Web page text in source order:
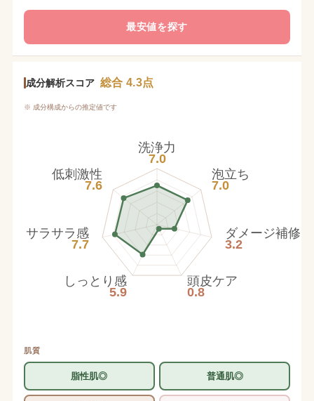
最安値を探す
成分解析スコア 総合 4.3点
※ 成分構成からの推定値です
洗浄力
7.0
泡立ち
7.0
ダメージ補修
3.2
頭皮ケア
0.8
しっとり感
5.9
サラサラ感
7.7
低刺激性
7.6
肌質
脂性肌◎ 普通肌◎